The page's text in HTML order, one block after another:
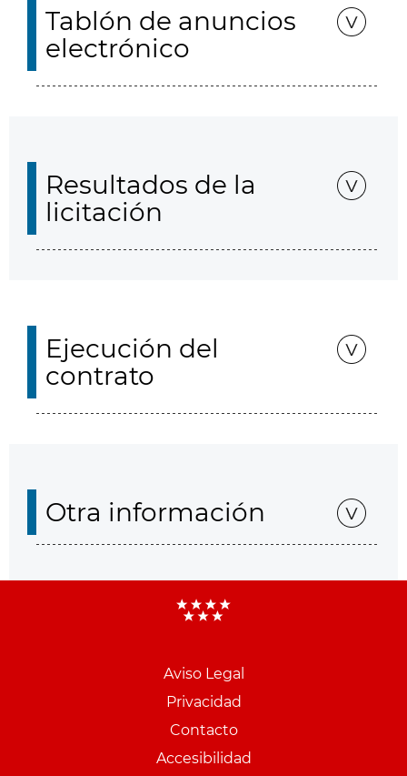
Tablón de anuncios
electrónico
Resultados de la
licitación
Ejecución del
contrato
Otra información
Aviso Legal
Privacidad
Contacto
Accesibilidad